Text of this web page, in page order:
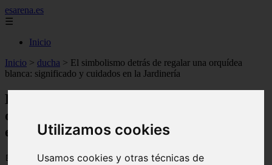
Utilizamos cookies
Usamos cookies y otras técnicas de
esarena.es
☰
Inicio
Inicio > ducha > El simbolismo detrás de regalar una orquídea
blanca: significado y cuidados en la Jardinería
El simbolismo detrás de regalar una
orquídea blanca: significado y cuidados
en la Jardinería
📅 17/08/2025